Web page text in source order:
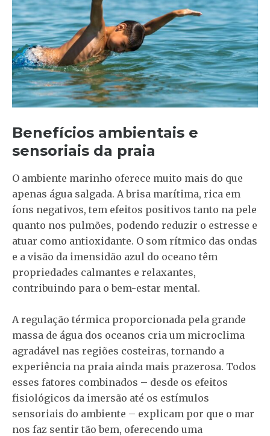
Benefícios ambientais e
sensoriais da praia
O ambiente marinho oferece muito mais do que
apenas água salgada. A brisa marítima, rica em
íons negativos, tem efeitos positivos tanto na pele
quanto nos pulmões, podendo reduzir o estresse e
atuar como antioxidante. O som rítmico das ondas
e a visão da imensidão azul do oceano têm
propriedades calmantes e relaxantes,
contribuindo para o bem-estar mental.
A regulação térmica proporcionada pela grande
massa de água dos oceanos cria um microclima
agradável nas regiões costeiras, tornando a
experiência na praia ainda mais prazerosa. Todos
esses fatores combinados – desde os efeitos
fisiológicos da imersão até os estímulos
sensoriais do ambiente – explicam por que o mar
nos faz sentir tão bem, oferecendo uma